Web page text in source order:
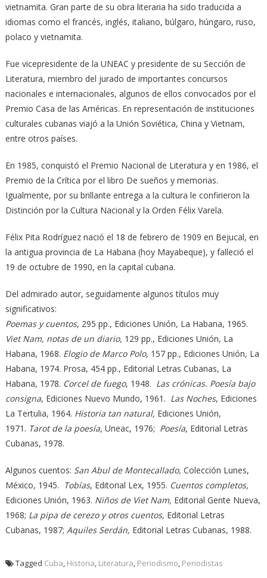
vietnamita. Gran parte de su obra literaria ha sido traducida a
idiomas como el francés, inglés, italiano, búlgaro, húngaro, ruso,
polaco y vietnamita.
Fue vicepresidente de la UNEAC y presidente de su Sección de
Literatura, miembro del jurado de importantes concursos
nacionales e internacionales, algunos de ellos convocados por el
Premio Casa de las Américas. En representación de instituciones
culturales cubanas viajó a la Unión Soviética, China y Vietnam,
entre otros países.
En 1985, conquistó el Premio Nacional de Literatura y en 1986, el
Premio de la Crítica por el libro De sueños y memorias.
Igualmente, por su brillante entrega a la cultura le confirieron la
Distinción por la Cultura Nacional y la Orden Félix Varela.
Félix Pita Rodríguez nació el 18 de febrero de 1909 en Bejucal, en
la antigua provincia de La Habana (hoy Mayabeque), y falleció el
19 de octubre de 1990, en la capital cubana.
Del admirado autor, seguidamente algunos títulos muy
significativos:
Poemas y cuentos, 295 pp., Ediciones Unión, La Habana, 1965.
Viet Nam, notas de un diario, 129 pp., Ediciones Unión, La
Habana, 1968. Elogio de Marco Polo, 157 pp., Ediciones Unión, La
Habana, 1974. Prosa, 454 pp., Editorial Letras Cubanas, La
Habana, 1978. Corcel de fuego, 1948. Las crónicas. Poesía bajo
consigna, Ediciones Nuevo Mundo, 1961. Las Noches, Ediciones
La Tertulia, 1964. Historia tan natural, Ediciones Unión,
1971. Tarot de la poesía, Uneac, 1976; Poesía, Editorial Letras
Cubanas, 1978.
Algunos cuentos: San Abul de Montecallado, Colección Lunes,
México, 1945. Tobías, Editorial Lex, 1955. Cuentos completos,
Ediciones Unión, 1963. Niños de Viet Nam, Editorial Gente Nueva,
1968; La pipa de cerezo y otros cuentos, Editorial Letras
Cubanas, 1987; Aquiles Serdán, Editorial Letras Cubanas, 1988.
Tagged Cuba Historia Literatura Periodismo Periodistas